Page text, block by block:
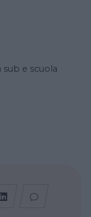
sub e scuola